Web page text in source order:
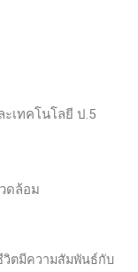
เทคโนโลยี ป.5
ดล้อม
วิตมีความสัมพันธ์กับ